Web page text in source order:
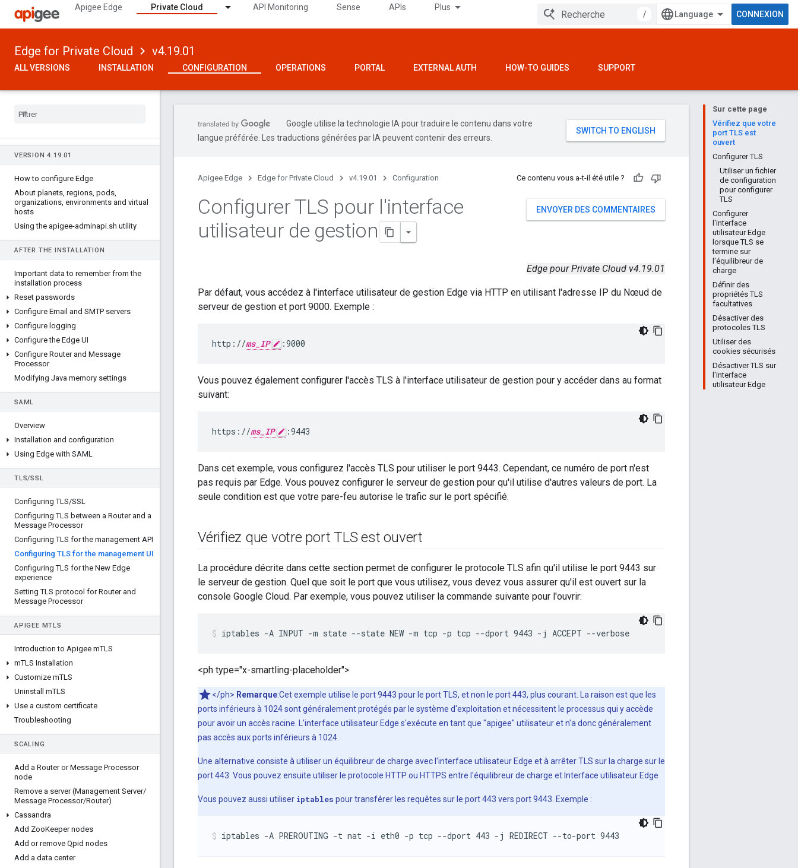
Apigee Edge Private Cloud API Monitoring Sense APIs Plus
/ CONNEXION
Edge for Private Cloud v4.19.01
ALL VERSIONS INSTALLATION CONFIGURATION OPERATIONS PORTAL EXTERNAL AUTH HOW-TO GUIDES SUPPORT
VERSION 4.19.01
How to configure Edge
About planets, regions, pods,
organizations, environments and virtual
hosts
Using the apigee-adminapi.sh utility
AFTER THE INSTALLATION
Important data to remember from the
installation process
Reset passwords
Configure Email and SMTP servers
Configure logging
Configure the Edge UI
Configure Router and Message
Processor
Modifying Java memory settings
SAML
Overview
Installation and configuration
Using Edge with SAML
TLS/SSL
Configuring TLS/SSL
Configuring TLS between a Router and a
Message Processor
Configuring TLS for the management API
Configuring TLS for the management UI
Configuring TLS for the New Edge
experience
Setting TLS protocol for Router and
Message Processor
APIGEE MTLS
Introduction to Apigee mTLS
mTLS Installation
Customize mTLS
Uninstall mTLS
Use a custom certificate
Troubleshooting
SCALING
Add a Router or Message Processor
node
Remove a server (Management Server/
Message Processor/Router)
Cassandra
Add ZooKeeper nodes
Add or remove Qpid nodes
Add a data center
Sur cette page
Vérifiez que votre
port TLS est
ouvert
Configurer TLS
Utiliser un fichier
de configuration
pour configurer
TLS
Configurer
l'interface
utilisateur Edge
lorsque TLS se
termine sur
l'équilibreur de
charge
Définir des
propriétés TLS
facultatives
Désactiver des
protocoles TLS
Utiliser des
cookies sécurisés
Désactiver TLS sur
l'interface
utilisateur Edge
Google utilise la technologie IA pour traduire le contenu dans votre
langue préférée. Les traductions générées par IA peuvent contenir des erreurs.
Apigee Edge Edge for Private Cloud v4.19.01 Configuration Ce contenu vous a-t-il été utile ?
ENVOYER DES COMMENTAIRES
Configurer TLS pour l'interface
utilisateur de gestion
Edge pour Private Cloud v4.19.01
Par défaut, vous accédez à l'interface utilisateur de gestion Edge via HTTP en utilisant l'adresse IP du Nœud de
serveur de gestion et port 9000. Exemple :
http://ms_IP :9000
Vous pouvez également configurer l'accès TLS à l'interface utilisateur de gestion pour y accéder dans au format
suivant:
https://ms_IP :9443
Dans cet exemple, vous configurez l'accès TLS pour utiliser le port 9443. Cependant, ce numéro de port n'est
pas requis par Edge. Vous pouvez configurer le serveur de gestion pour qu'il utilise d'autres valeurs de port. La
seule condition est que votre pare-feu autorise le trafic sur le port spécifié.
Vérifiez que votre port TLS est ouvert
La procédure décrite dans cette section permet de configurer le protocole TLS afin qu'il utilise le port 9443 sur
le serveur de gestion. Quel que soit le port que vous utilisez, vous devez vous assurer qu'il est ouvert sur la
console Google Cloud. Par exemple, vous pouvez utiliser la commande suivante pour l'ouvrir:
iptables -A INPUT -m state --state NEW -m tcp -p tcp --dport 9443 -j ACCEPT --verbose
<ph type="x-smartling-placeholder">
</ph> Remarque:Cet exemple utilise le port 9443 pour le port TLS, et non le port 443, plus courant. La raison est que les
ports inférieurs à 1024 sont généralement protégés par le système d'exploitation et nécessitent le processus qui y accède
pour avoir un accès racine. L'interface utilisateur Edge s'exécute en tant que "apigee" utilisateur et n'a donc généralement
pas accès aux ports inférieurs à 1024.
Une alternative consiste à utiliser un équilibreur de charge avec l'interface utilisateur Edge et à arrêter TLS sur la charge sur le
port 443. Vous pouvez ensuite utiliser le protocole HTTP ou HTTPS entre l'équilibreur de charge et Interface utilisateur Edge
Vous pouvez aussi utiliser iptables pour transférer les requêtes sur le port 443 vers port 9443. Exemple :
iptables -A PREROUTING -t nat -i eth0 -p tcp --dport 443 -j REDIRECT --to-port 9443